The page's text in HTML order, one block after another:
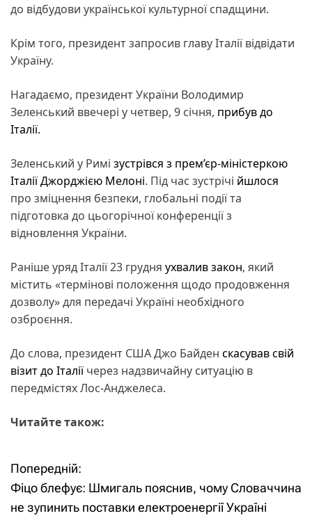
до відбудови української культурної спадщини.
Крім того, президент запросив главу Італії відвідати
Україну.
Нагадаємо, президент України Володимир
Зеленський ввечері у четвер, 9 січня, прибув до
Італії.
Зеленський у Римі зустрівся з прем’єр-міністеркою
Італії Джорджією Мелоні. Під час зустрічі йшлося
про зміцнення безпеки, глобальні події та
підготовка до цьогорічної конференції з
відновлення України.
Раніше уряд Італії 23 грудня ухвалив закон, який
містить «термінові положення щодо продовження
дозволу» для передачі Україні необхідного
озброєння.
До слова, президент США Джо Байден скасував свій
візит до Італіїчерез надзвичайну ситуацію в
передмістях Лос-Анджелеса.
Читайте також:
Н
а
Попередній:
Фіцо блефує: Шмигаль пояснив, чому Словаччина
не зупинить поставки електроенергії Україні